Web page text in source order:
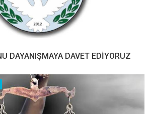
DAYANIŞMAYA DAVET EDİYORUZ